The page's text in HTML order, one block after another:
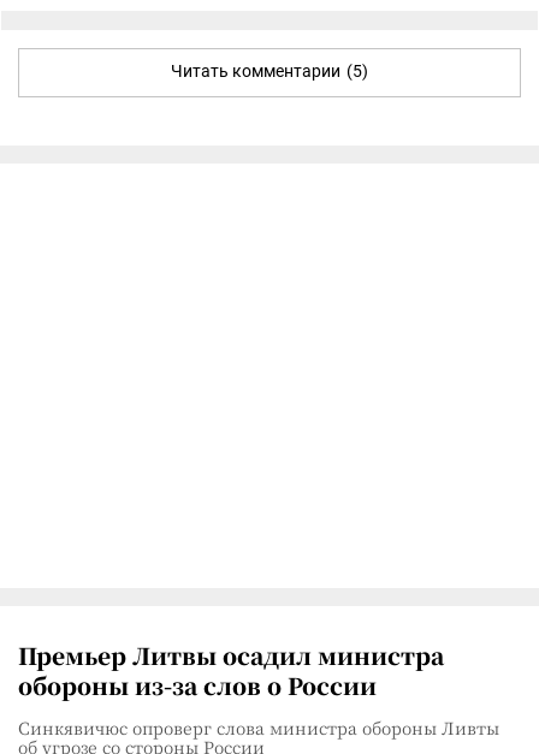
Читать комментарии (5)
Премьер Литвы осадил министра
обороны из-за слов о России
Синкявичюс опроверг слова министра обороны Ливты
об угрозе со стороны России